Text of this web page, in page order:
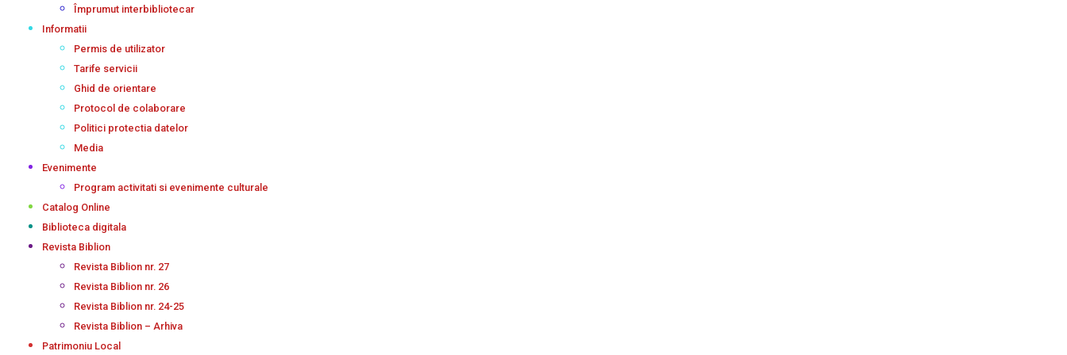
Împrumut interbibliotecar
Informatii
Permis de utilizator
Tarife servicii
Ghid de orientare
Protocol de colaborare
Politici protectia datelor
Media
Evenimente
Program activitati si evenimente culturale
Catalog Online
Biblioteca digitala
Revista Biblion
Revista Biblion nr. 27
Revista Biblion nr. 26
Revista Biblion nr. 24-25
Revista Biblion – Arhiva
Patrimoniu Local